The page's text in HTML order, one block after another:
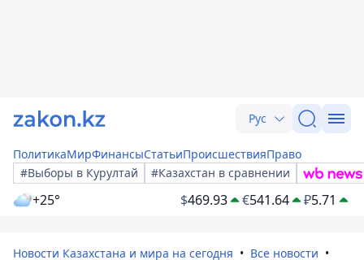
Рус
ПолитикаМирФинансыСтатьиПроисшествияПраво
#Выборы в Курултай
#Казахстан в сравнении
+25° $469.93 €541.64 ₽5.71
Новости Казахстана и мира на сегодня
Все новости